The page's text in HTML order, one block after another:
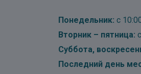
Понедельник: с
Вторник – пятница:
Суббота,
Последний день